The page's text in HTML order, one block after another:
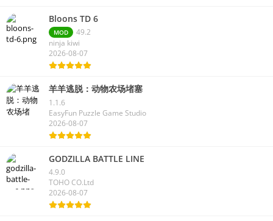
Bloons TD 6
MOD
49.2
ninja kiwi
2026-08-07
羊羊逃脱：动物农场堵塞
1.1.6
EasyFun Puzzle Game Studio
2026-08-07
GODZILLA BATTLE LINE
4.9.0
TOHO CO.Ltd
2026-08-07